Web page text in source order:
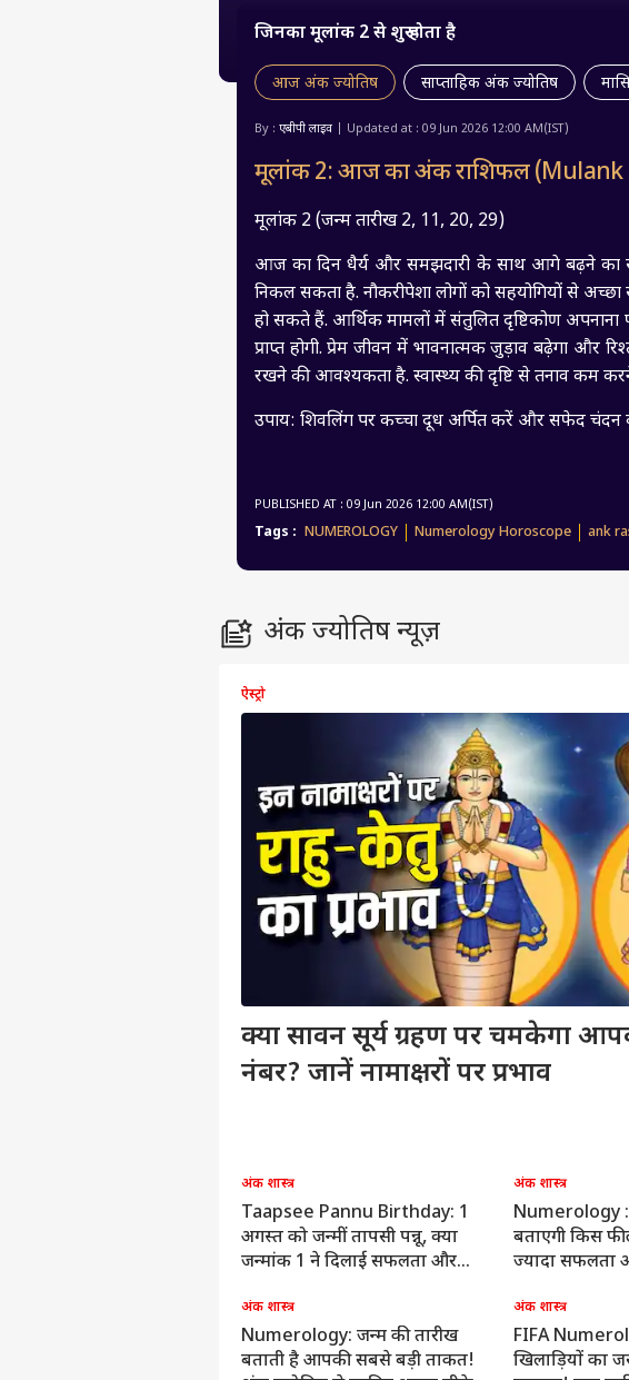
जिनका मूलांक 2 से शुरू होता है
आज अंक ज्योतिष साप्ताहिक अंक ज्योतिष
By : एबीपी लाइव | Updated at : 09 Jun 2026 12:00 AM(IST)
मूलांक 2: आज का अंक राशिफल (Mulank
मूलांक 2 (जन्म तारीख 2, 11, 20, 29)
आज का दिन धैर्य और समझदारी के साथ आगे बढ़ने का
निकल सकता है. नौकरीपेशा लोगों को सहयोगियों से अच्छा
हो सकते हैं. आर्थिक मामलों में संतुलित दृष्टिकोण अपनाना
प्राप्त होगी. प्रेम जीवन में भावनात्मक जुड़ाव बढ़ेगा और
रखने की आवश्यकता है. स्वास्थ्य की दृष्टि से तनाव कम
उपाय: शिवलिंग पर कच्चा दूध अर्पित करें और सफेद चंदन
PUBLISHED AT : 09 Jun 2026 12:00 AM(IST)
Tags : NUMEROLOGY Numerology Horoscope ank
अंक ज्योतिष न्यूज़
ऐस्ट्रो
क्या सावन सूर्य ग्रहण पर चमकेगा
नंबर? जानें नामाक्षरों पर प्रभाव
अंक शास्त्र
Taapsee Pannu Birthday: 1
अगस्त को जन्मीं तापसी पन्नू, क्या
जन्मांक 1 ने दिलाई सफलता और
अंक शास्त्र
Numerology
बताएगी किस
ज्यादा सफलता
अंक शास्त्र
Numerology: जन्म की तारीख
बताती है आपकी सबसे बड़ी ताकत!
अंक शास्त्र
FIFA
खिलाड़ियों का
एडवर्टाइज विथ अस
प्राइवेसी पॉलिसी
कॉन्टैक्ट अस
सेंड फीडबैक
अबाउट अस
FCRA पर US के सांसद की
टिप्पणी पर भड़का भारत,